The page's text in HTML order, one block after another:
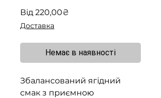
Від 220,00₴
Доставка
Немає в наявності
Збалансований ягідний
смак з приємною